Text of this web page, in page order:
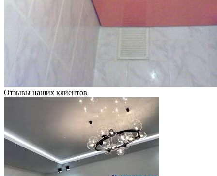
Отзывы наших клиентов